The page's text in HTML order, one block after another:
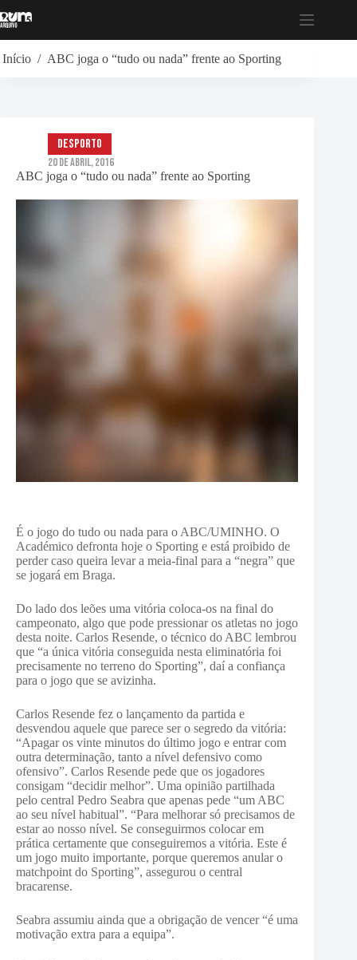
para
Início / ABC joga o “tudo ou nada” frente ao Sporting
ABC joga o “tudo ou nada” frente ao Sporting
Desporto
20 de Abril, 2016
É o jogo do tudo ou nada para o ABC/UMINHO. O
Académico defronta hoje o Sporting e está proibido de
perder caso queira levar a meia-final para a “negra” que
se jogará em Braga.
Do lado dos leões uma vitória coloca-os na final do
campeonato, algo que pode pressionar os atletas no jogo
desta noite. Carlos Resende, o técnico do ABC lembrou
que “a única vitória conseguida nesta eliminatória foi
precisamente no terreno do Sporting”, daí a confiança
para o jogo que se avizinha.
Carlos Resende fez o lançamento da partida e
desvendou aquele que parece ser o segredo da vitória:
“Apagar os vinte minutos do último jogo e entrar com
outra determinação, tanto a nível defensivo como
ofensivo”. Carlos Resende pede que os jogadores
consigam “decidir melhor”. Uma opinião partilhada
pelo central Pedro Seabra que apenas pede “um ABC
ao seu nível habitual”. “Para melhorar só precisamos de
estar ao nosso nível. Se conseguirmos colocar em
prática certamente que conseguiremos a vitória. Este é
um jogo muito importante, porque queremos anular o
matchpoint do Sporting”, assegurou o central
bracarense.
Seabra assumiu ainda que a obrigação de vencer “é uma
motivação extra para a equipa”.